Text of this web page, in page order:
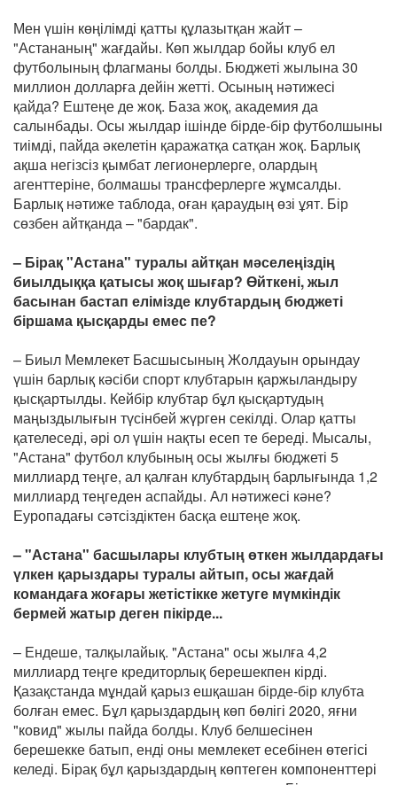
Мен үшін көңілімді қатты құлазытқан жайт –
"Астананың" жағдайы. Көп жылдар бойы клуб ел
футболының флагманы болды. Бюджеті жылына 30
миллион долларға дейін жетті. Осының нәтижесі
қайда? Ештеңе де жоқ. База жоқ, академия да
салынбады. Осы жылдар ішінде бірде-бір футболшыны
тиімді, пайда әкелетін қаражатқа сатқан жоқ. Барлық
ақша негізсіз қымбат легионерлерге, олардың
агенттеріне, болмашы трансферлерге жұмсалды.
Барлық нәтиже таблода, оған қараудың өзі ұят. Бір
сөзбен айтқанда – "бардак".
– Бірақ "Астана" туралы айтқан мәселеңіздің
биылдыққа қатысы жоқ шығар? Өйткені, жыл
басынан бастап елімізде клубтардың бюджеті
біршама қысқарды емес пе?
– Биыл Мемлекет Басшысының Жолдауын орындау
үшін барлық кәсіби спорт клубтарын қаржыландыру
қысқартылды. Кейбір клубтар бұл қысқартудың
маңыздылығын түсінбей жүрген секілді. Олар қатты
қателеседі, әрі ол үшін нақты есеп те береді. Мысалы,
"Астана" футбол клубының осы жылғы бюджеті 5
миллиард теңге, ал қалған клубтардың барлығында 1,2
миллиард теңгеден аспайды. Ал нәтижесі кәне?
Еуропадағы сәтсіздіктен басқа ештеңе жоқ.
– "Астана" басшылары клубтың өткен жылдардағы
үлкен қарыздары туралы айтып, осы жағдай
командаға жоғары жетістікке жетуге мүмкіндік
бермей жатыр деген пікірде...
– Ендеше, талқылайық. "Астана" осы жылға 4,2
миллиард теңге кредиторлық берешекпен кірді.
Қазақстанда мұндай қарыз ешқашан бірде-бір клубта
болған емес. Бұл қарыздардың көп бөлігі 2020, яғни
"ковид" жылы пайда болды. Клуб белшесінен
берешекке батып, енді оны мемлекет есебінен өтегісі
келеді. Бірақ бұл қарыздардың көптеген компоненттері